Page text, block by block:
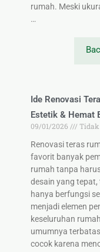
rumah. Meski
…
Ide Renovasi
Estetik & Hemat
09/01/2026
Renovasi teras
favorit banyak
rumah tanpa
desain yang
hanya berfungsi
menjadi elemen
keseluruhan
umumnya
cocok karena